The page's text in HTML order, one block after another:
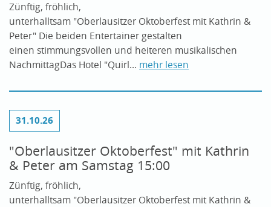
Zünftig, fröhlich,
unterhalltsam "Oberlausitzer Oktoberfest mit Kathrin &
Peter" Die beiden Entertainer gestalten
einen stimmungsvollen und heiteren musikalischen
NachmittagDas Hotel "Quirl... mehr lesen
31.10.26
"Oberlausitzer Oktoberfest" mit Kathrin
& Peter am Samstag 15:00
Zünftig, fröhlich,
unterhalltsam "Oberlausitzer Oktoberfest mit Kathrin &